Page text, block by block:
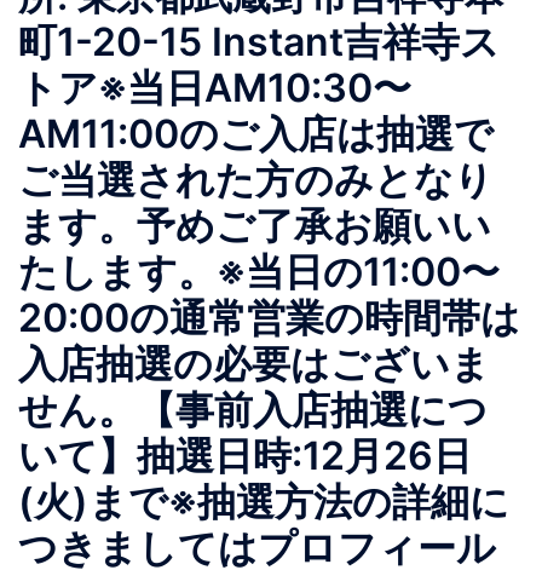
町1-20-15 Instant吉祥寺ス
トア※当日AM10:30〜
AM11:00のご入店は抽選で
ご当選された方のみとなり
ます。予めご了承お願いい
たします。※当日の11:00〜
20:00の通常営業の時間帯は
入店抽選の必要はございま
せん。【事前入店抽選につ
いて】抽選日時:12月26日
(火)まで※抽選方法の詳細に
つきましてはプロフィール